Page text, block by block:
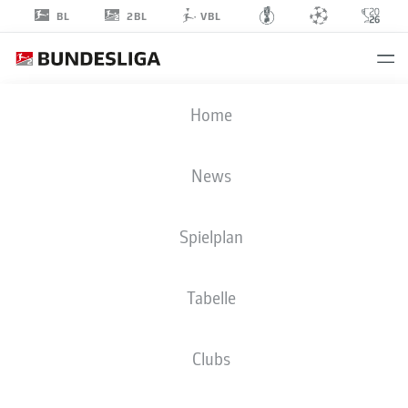
BL 2BL VBL
Home
News
Spielplan
Tabelle
Clubs